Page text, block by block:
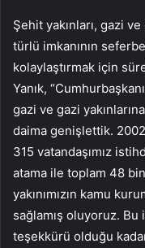
Şehit yakınları, gazi
türlü imkanının
kolaylaştırmak için
Yanık,
gazi ve gazi
daima genişlettik.
315 vatandaşımız
atama ile toplam 48
yakınımızın kamu
sağlamış oluyoruz.
teşekkürü olduğu